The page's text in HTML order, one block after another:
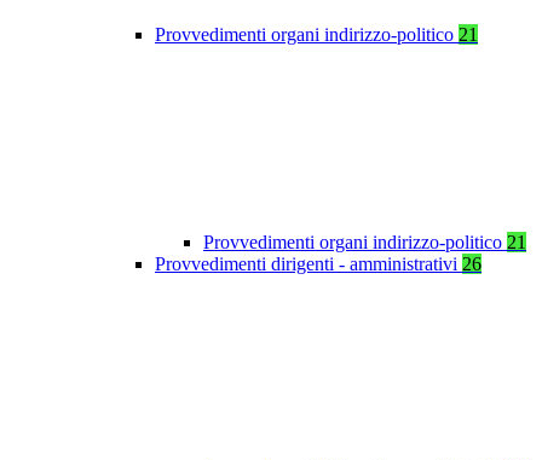
Provvedimenti organi indirizzo-politico 21
Provvedimenti organi indirizzo-politico 21
Provvedimenti dirigenti - amministrativi 26